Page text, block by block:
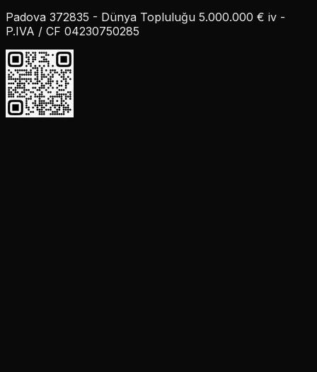
Padova 372835 - Dünya Topluluğu 5.000.000 € iv -
P.IVA / CF 04230750285